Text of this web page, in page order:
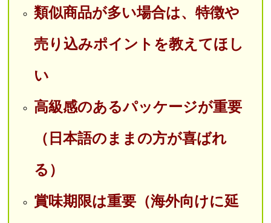
類似商品が多い場合は、特徴や
売り込みポイントを教えてほし
い
高級感のあるパッケージが重要
（日本語のままの方が喜ばれ
る）
賞味期限は重要（海外向けに延